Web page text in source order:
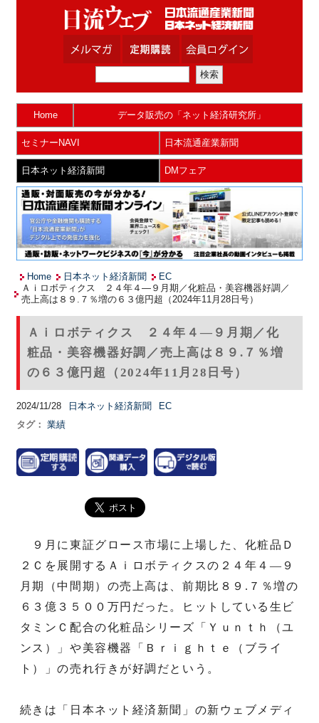
Home データ販売の「ネット経済研究所」
セミナーNAVI 日本流通産業新聞
日本ネット経済新聞 DMフェア
Home 日本ネット経済新聞
EC
Ａｉロボティクス ２４年４―９月期／化粧品・美容機器好調／
売上高は８９.７％増の６３億円超（2024年11月28日号）
Ａｉロボティクス ２４年４―９月期／化
粧品・美容機器好調／売上高は８９.７％増
の６３億円超（2024年11月28日号）
2024/11/28 日本ネット経済新聞
EC
タグ： 業績
９月に東証グロース市場に上場した、化粧品Ｄ
２Ｃを展開するＡｉロボティクスの２４年４―９
月期（中間期）の売上高は、前期比８９.７％増の
６３億３５００万円だった。ヒットしている生ビ
タミンＣ配合の化粧品シリーズ「Ｙｕｎｔｈ（ユ
ンス）」や美容機器「Ｂｒｉｇｈｔｅ（ブライ
ト）」の売れ行きが好調だという。
続きは「日本ネット経済新聞」の新ウェブメディ